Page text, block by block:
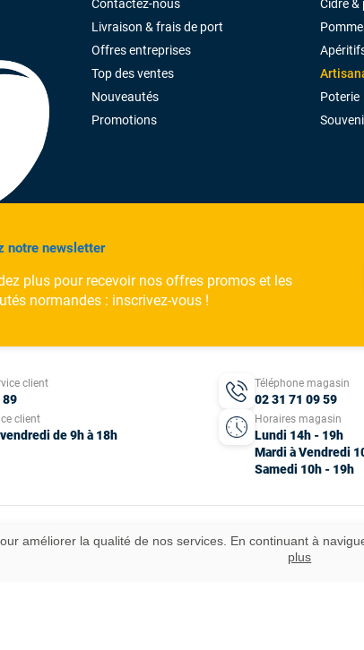
Contactez-nous
Livraison & frais de port
Offres entreprises
Top des ventes
Nouveautés
Promotions
Cidre &
Poterie
notre newsletter
plus pour recevoir nos offres promos et les
normandes : inscrivez-vous !
client
89
client
de 9h à 18h
Téléphone magasin
02 31 71 09 59
Horaires magasin
Lundi 14h - 19h
Mardi à Vendredi
Samedi 10h - 19h
améliorer la qualité de nos services. En continuant à
plus
Plan du siteIdées cadeaux© 2025 Tous droits réservés.